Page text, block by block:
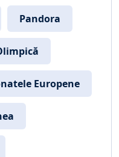
Pandora
Europene